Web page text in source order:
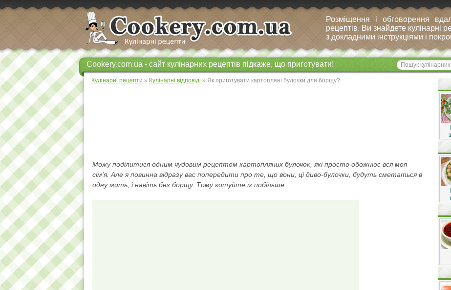
Розміщення і обговорення
рецептів. Ви знайдете кулінарні
з докладними інструкціями і
Cookery.com.ua - сайт кулінарних рецептів підкаже, що приготувати!
Кулінарні рецепти » Кулінарні відповіді » Як приготувати картопляні булочки для борщу?
Можу поділитися одним чудовим рецептом картопляних булочок, які просто обожнює вся моя
сім'я. Але я повинна відразу вас попередити про те, що вони, ці диво-булочки, будуть сметаться в
одну мить, і навіть без борщу. Тому готуйте їх побільше.